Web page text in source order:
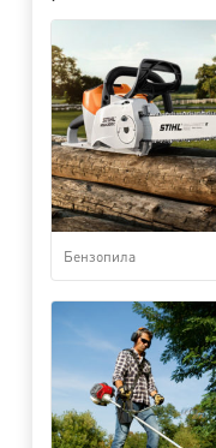
Бензопила